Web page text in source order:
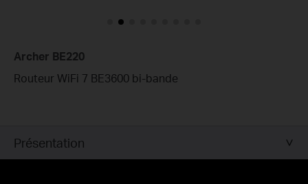
Archer BE220
Routeur WiFi 7 BE3600 bi-bande
Présentation